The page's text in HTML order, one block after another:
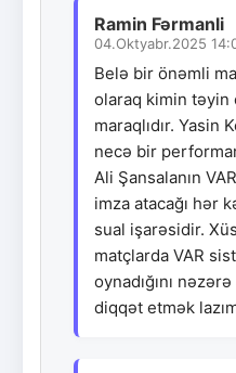
Ramin Fərmanli
04.Oktyabr.2025
Belə bir önəmli
olaraq kimin
maraqlıdır. Yasin
necə bir
Ali Şansalanın
imza atacağı hər
sual işarəsidir.
matçlarda VAR
oynadığını
diqqət etmək